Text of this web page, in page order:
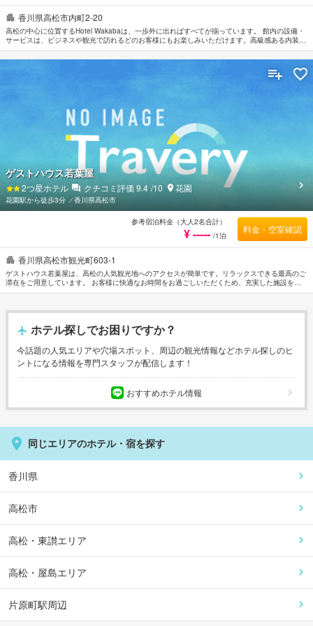
香川県高松市内町2-20
高松の中心に位置するHotel Wakabaは、一歩外に出ればすべてが揃っています。 館内の設備・
サービスは、ビジネスや観光で訪れるどのお客様にもお楽しみいただけます。高級感ある内装と
設備により、ビジネスおよび観光目的のお客様に最適な滞在先です。 全室Wi-Fi無料, ランドリー
サービス, ビジネスセンター（FAX/写真コピー）などの館内施設を思う存分ご活用ください。 全
てのお部屋には落ち着いた内装が施されており、心地良い空間となっています。また、ルームタ
イプにより無料Wi-Fi , 禁煙/喫煙ポリシー：全室禁煙, 禁煙/喫煙ポリシー：全室喫煙可のご用意
香川県高松市観光町603-1
ゲストハウス若葉屋は、高松の人気観光地へのアクセスが簡単です。リラックスできる最高のご
滞在をご用意しています。 お客様に快適なお時間をお過ごしいただくため、充実した施設をご
用意しています。 ゲストハウス若葉屋のスタッフがおもてなしの心を持って丁寧にご対応しま
す。 当施設ではさまざまなレクリエーションをご体験いただけます。 ゲストハウス若葉屋はお
ゲストハウス若葉屋
2つ星ホテル クチコミ評価9.4 /10 花園
花園駅から徒歩3分 ⁄香川県高松市
参考宿泊料金（大人2名合計）
¥ ----- /1泊
料金・空室確認
ホテル探しでお困りですか？
今話題の人気エリアや穴場スポット、周辺の観光情報などホテル探しのヒ
ントになる情報を専門スタッフが配信します！
おすすめホテル情報
同じエリアのホテル・宿を探す
香川県
高松市
高松・東讃エリア
高松・屋島エリア
片原町駅周辺